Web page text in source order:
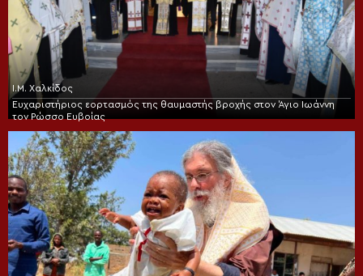
Ι.Μ. Χαλκίδος
Ευχαριστήριος εορτασμός της θαυμαστής βροχής στον Άγιο Ιωάννη
τον Ρώσσο Ευβοίας